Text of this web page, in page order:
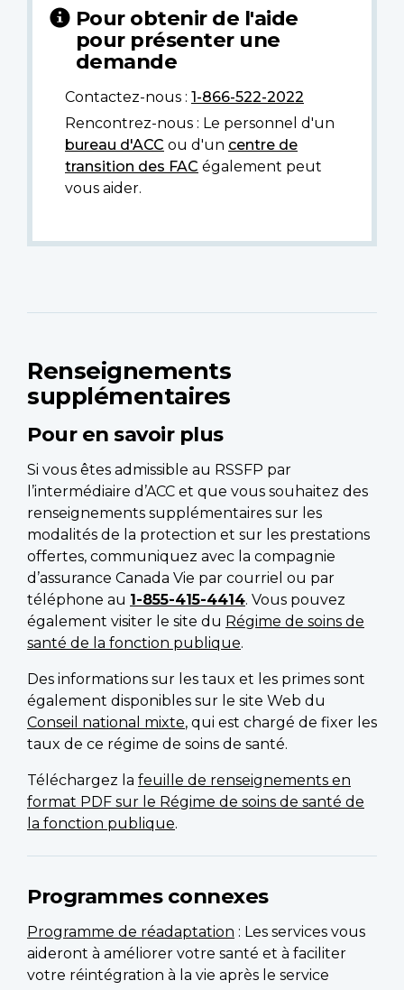
Pour obtenir de l'aide
pour présenter une
demande
Contactez-nous : 1-866-522-2022
Rencontrez-nous : Le personnel d'un
bureau d'ACC ou d'un centre de
transition des FAC également peut
vous aider.
Renseignements
supplémentaires
Pour en savoir plus
Si vous êtes admissible au RSSFP par
l’intermédiaire d’ACC et que vous souhaitez des
renseignements supplémentaires sur les
modalités de la protection et sur les prestations
offertes, communiquez avec la compagnie
d’assurance Canada Vie par courriel ou par
téléphone au 1-855-415-4414. Vous pouvez
également visiter le site du Régime de soins de
santé de la fonction publique.
Des informations sur les taux et les primes sont
également disponibles sur le site Web du
Conseil national mixte, qui est chargé de fixer les
taux de ce régime de soins de santé.
Téléchargez la feuille de renseignements en
format PDF sur le Régime de soins de santé de
la fonction publique.
Programmes connexes
Programme de réadaptation : Les services vous
aideront à améliorer votre santé et à faciliter
votre réintégration à la vie après le service